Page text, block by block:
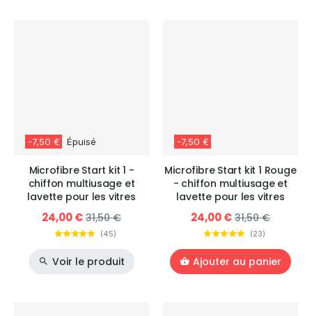
-7,50 € Épuisé
Microfibre Start kit 1 -
chiffon multiusage et
lavette pour les vitres
24,00 € 31,50 €
(45)
Voir le produit
-7,50 €
Microfibre Start kit 1 Rouge
- chiffon multiusage et
lavette pour les vitres
24,00 € 31,50 €
(23)
Ajouter au panier